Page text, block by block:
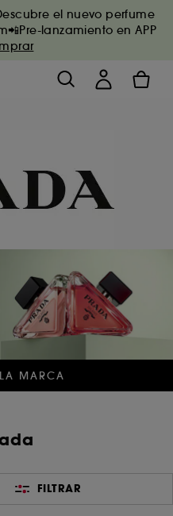
el nuevo perfume
lanzamiento en APP
MARCA
FILTRAR